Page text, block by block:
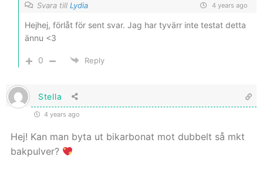
Svara till Lydia 4 years ago
Hejhej, förlåt för sent svar. Jag har tyvärr inte testat detta
ännu <3
0 Reply
Stella
4 years ago
Hej! Kan man byta ut bikarbonat mot dubbelt så mkt
bakpulver?